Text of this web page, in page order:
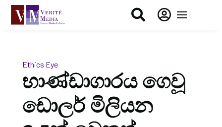
 
Ethics Eye
භාණ්ඩාගාරය ගෙවූ
ඩොලර් මිලියන